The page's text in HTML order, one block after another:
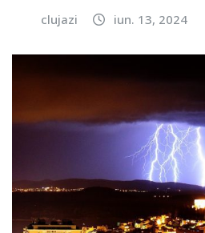
clujazi iun. 13, 2024